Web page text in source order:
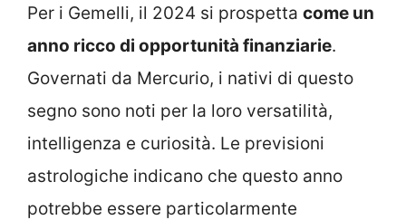
Per i Gemelli, il 2024 si prospetta come un
anno ricco di opportunità finanziarie.
Governati da Mercurio, i nativi di questo
segno sono noti per la loro versatilità,
intelligenza e curiosità. Le previsioni
astrologiche indicano che questo anno
potrebbe essere particolarmente